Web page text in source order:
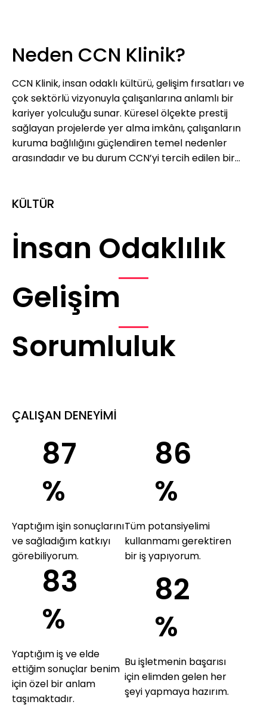
Neden CCN Klinik?
CCN Klinik, insan odaklı kültürü, gelişim fırsatları ve
çok sektörlü vizyonuyla çalışanlarına anlamlı bir
kariyer yolculuğu sunar. Küresel ölçekte prestij
sağlayan projelerde yer alma imkânı, çalışanların
kuruma bağlılığını güçlendiren temel nedenler
arasındadır ve bu durum CCN’yi tercih edilen bir
KÜLTÜR
İnsan Odaklılık
Gelişim
Sorumluluk
ÇALIŞAN DENEYİMİ
87
%
Yaptığım işin sonuçlarını
ve sağladığım katkıyı
görebiliyorum.
86
%
Tüm potansiyelimi
kullanmamı gerektiren
bir iş yapıyorum.
83
%
Yaptığım iş ve elde
ettiğim sonuçlar benim
için özel bir anlam
taşımaktadır.
82
%
Bu işletmenin başarısı
için elimden gelen her
şeyi yapmaya hazırım.